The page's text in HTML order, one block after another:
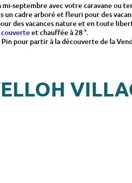
septembre avec votre caravane ou
cadre arboré et fleuri pour des
des vacances nature et en toute
couverteet chauffée à 28 °.
pour partir à la découverte de la